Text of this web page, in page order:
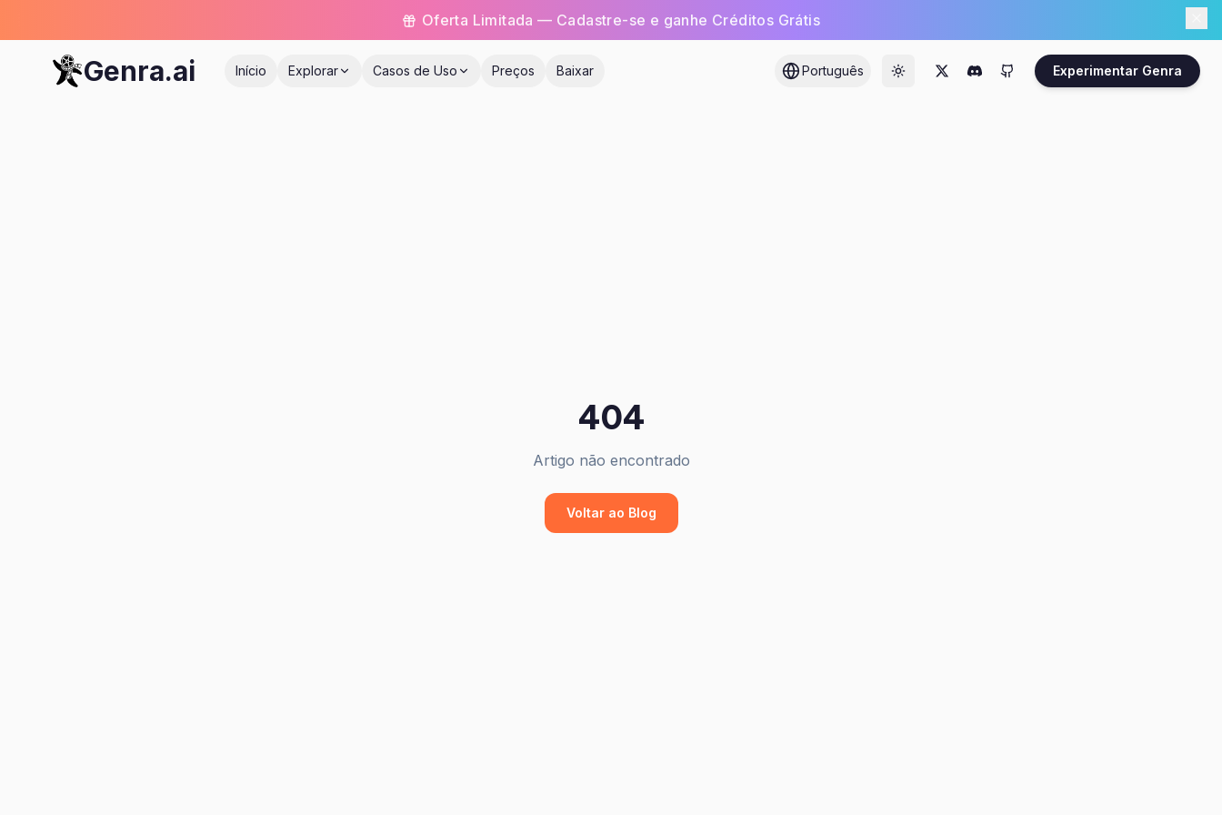
Oferta Limitada — Cadastre-se e ganhe Créditos Grátis
Genra.ai Início Explorar Casos de Uso Preços Baixar Português Experimentar Genra
404
Artigo não encontrado
Voltar ao Blog